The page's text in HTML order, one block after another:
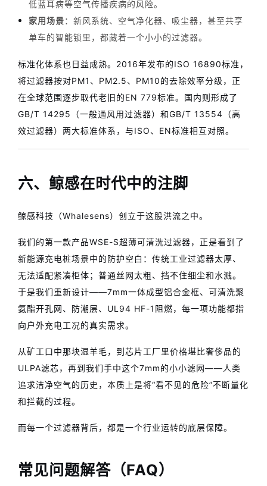
低蓝耳病等空气传播疾病的风险。
家用场景 ：新风系统、空气净化器、吸尘器，甚至共享
单车的智能锁里，都藏着一个小小的过滤器。
标准化体系也日益成熟。2016年发布的ISO 16890标准，
将过滤器按对PM1、PM2.5、PM10的去除效率分级，正
在全球范围逐步取代老旧的EN 779标准。国内则形成了
GB/T 14295（一般通风用过滤器）和GB/T 13554（高
效过滤器）两大标准体系，与ISO、EN标准相互对照。
六、鲸感在时代中的注脚
鲸感科技（Whalesens）创立于这股洪流之中。
我们的第一款产品WSE-S超薄可清洗过滤器，正是看到了
新能源充电桩场景中的防护空白：传统工业过滤器太厚、
无法适配紧凑柜体；普通丝网太粗、挡不住细尘和水溅。
于是我们重新设计——7mm一体成型铝合金框、可清洗聚
氨酯开孔网、防潮层、UL94 HF-1阻燃，每一项功能都指
向户外充电工况的真实需求。
从矿工口中那块湿羊毛，到芯片工厂里价格堪比奢侈品的
ULPA滤芯，再到我们手中这个7mm的小小滤网——人类
追求洁净空气的历史，本质上是将“看不见的危险”不断量化
和拦截的过程。
而每一个过滤器背后，都是一个行业运转的底层保障。
常见问题解答（FAQ）